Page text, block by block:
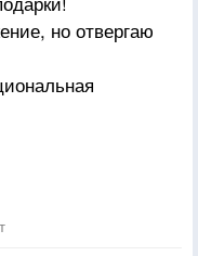
но отвергаю